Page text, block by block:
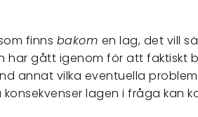
finns bakom en lag, det vill
har gått igenom för att faktiskt
annat vilka eventuella
lagen i fråga kan